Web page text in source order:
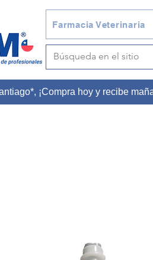
Farmacia Veterinaria
¡Compra hoy y recibe